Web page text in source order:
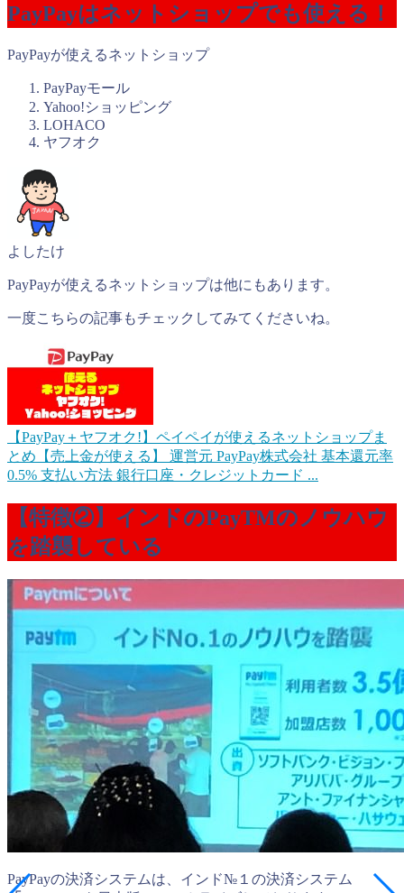
PayPayはネットショップでも使える！
PayPayが使えるネットショップ
PayPayモール
Yahoo!ショッピング
LOHACO
ヤフオク
よしたけ
PayPayが使えるネットショップは他にもあります。
一度こちらの記事もチェックしてみてくださいね。
【PayPay＋ヤフオク!】ペイペイが使えるネットショップま
とめ【売上金が使える】
運営元 PayPay株式会社 基本還元率
0.5% 支払い方法 銀行口座・クレジットカード ...
【特徴②】インドのPayTMのノウハウ
を踏襲している
PayPayの決済システムは、インド№１の決済システム